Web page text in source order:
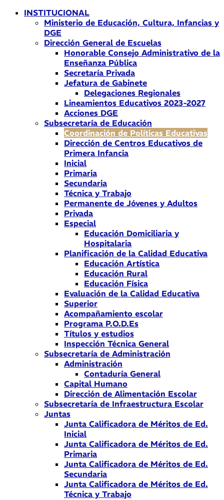
INSTITUCIONAL
Ministerio de Educación, Cultura, Infancias y
DGE
Dirección General de Escuelas
Honorable Consejo Administrativo de la
Enseñanza Pública
Secretaría Privada
Jefatura de Gabinete
Delegaciones Regionales
Lineamientos Educativos 2023-2027
Acciones DGE
Subsecretaría de Educación
Coordinación de Políticas Educativas
Dirección de Centros Educativos de
Primera Infancia
Inicial
Primaria
Secundaria
Técnica y Trabajo
Permanente de Jóvenes y Adultos
Privada
Especial
Educación Domiciliaria y
Hospitalaria
Planificación de la Calidad Educativa
Educación Artística
Educación Rural
Educación Física
Evaluación de la Calidad Educativa
Superior
Acompañamiento escolar
Programa P.O.D.Es
Títulos y estudios
Inspección Técnica General
Subsecretaría de Administración
Administración
Contaduría General
Capital Humano
Dirección de Alimentación Escolar
Subsecretaría de Infraestructura Escolar
Juntas
Junta Calificadora de Méritos de Ed.
Inicial
Junta Calificadora de Méritos de Ed.
Primaria
Junta Calificadora de Méritos de Ed.
Secundaria
Junta Calificadora de Méritos de Ed.
Técnica y Trabajo